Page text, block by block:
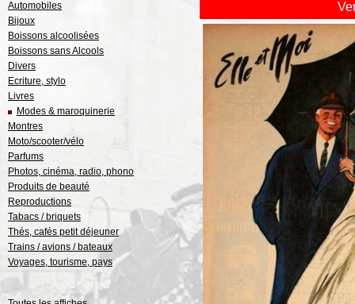
Automobiles
Bijoux
Boissons alcoolisées
Boissons sans Alcools
Divers
Ecriture, stylo
Livres
Modes & maroquinerie
Montres
Moto/scooter/vélo
Parfums
Photos, cinéma, radio, phono
Produits de beauté
Reproductions
Tabacs / briquets
Thés, cafés petit déjeuner
Trains / avions / bateaux
Voyages, tourisme, pays